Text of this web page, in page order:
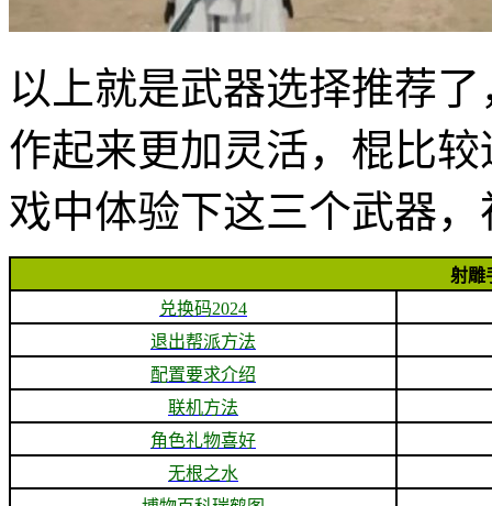
以上就是武器选择推荐
作起来更加灵活，棍比
戏中体验下这三个武器
射雕
兑换码2024
退出帮派方法
配置要求介绍
联机方法
角色礼物喜好
无根之水